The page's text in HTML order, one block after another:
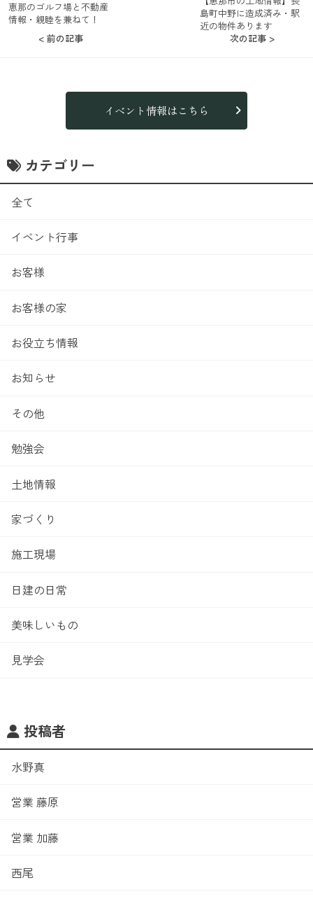
< 前の記事
恵那のゴルフ場と不動産
情報・親睦を兼ねて！
島町中野に造成済み・駅
近の物件あります
次の記事 >
イベント情報はこちら
カテゴリー
全て
イベント行事
お客様
お客様の家
お役立ち情報
お知らせ
その他
勉強会
土地情報
家づくり
施工現場
日建の日常
美味しいもの
見学会
投稿者
水野真
営業 藤原
営業 加藤
西尾